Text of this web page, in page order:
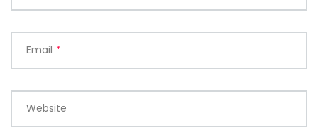
Email *
Website